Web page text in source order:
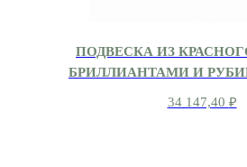
ПОДВЕСКА ИЗ
БРИЛЛИАНТАМИ И
34 147,40 ₽